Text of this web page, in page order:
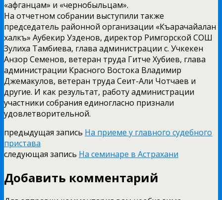
«афганцам» и «чернобыльцам».
На отчетном собрании выступили также
председатель районной организации «Къарачай­алан
халкъ» Аубекир Узденов, директор Римгорской СОШ
Зулиха Тамбиева, глава администрации с. Учкекен
Анзор Семенов, ветеран труда Гитче Хубиев, глава
администрации Красного Востока Владимир
Джемакулов, ветеран труда Сеит­-Али Чотчаев и
другие. И как результат, работу администрации
участники собрания единогласно признали
удовлетворительной.
предыдущая запись На приеме у главного судебного
пристава
следующая запись На семинаре в Астрахани
Добавить комментарий